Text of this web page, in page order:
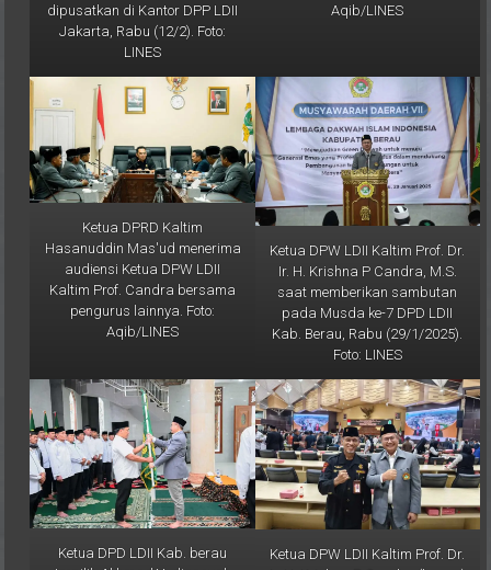
dipusatkan di Kantor DPP LDII
Jakarta, Rabu (12/2). Foto:
LINES
Aqib/LINES
Ketua DPRD Kaltim
Hasanuddin Mas'ud menerima
audiensi Ketua DPW LDII
Kaltim Prof. Candra bersama
pengurus lainnya. Foto:
Aqib/LINES
Ketua DPW LDII Kaltim Prof. Dr.
Ir. H. Krishna P Candra, M.S.
saat memberikan sambutan
pada Musda ke-7 DPD LDII
Kab. Berau, Rabu (29/1/2025).
Foto: LINES
Ketua DPD LDII Kab. berau
Ketua DPW LDII Kaltim Prof. Dr.